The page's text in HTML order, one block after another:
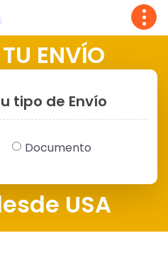
ENVÍO
tipo de Envío
Documento
USA